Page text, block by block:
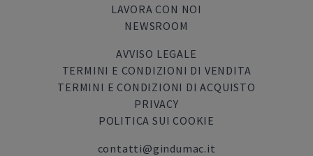
LAVORA CON NOI
NEWSROOM
AVVISO LEGALE
TERMINI E CONDIZIONI DI VENDITA
TERMINI E CONDIZIONI DI ACQUISTO
PRIVACY
POLITICA SUI COOKIE
contatti@gindumac.it